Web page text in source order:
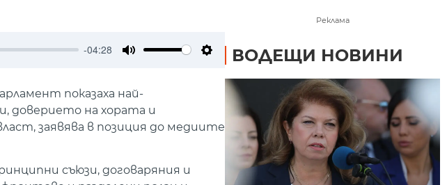
-04:28
Settings
показаха най-
доверието на хората и
заявява в позиция до медиите
съюзи, договаряния и
Реклама
ВОДЕЩИ НОВИНИ